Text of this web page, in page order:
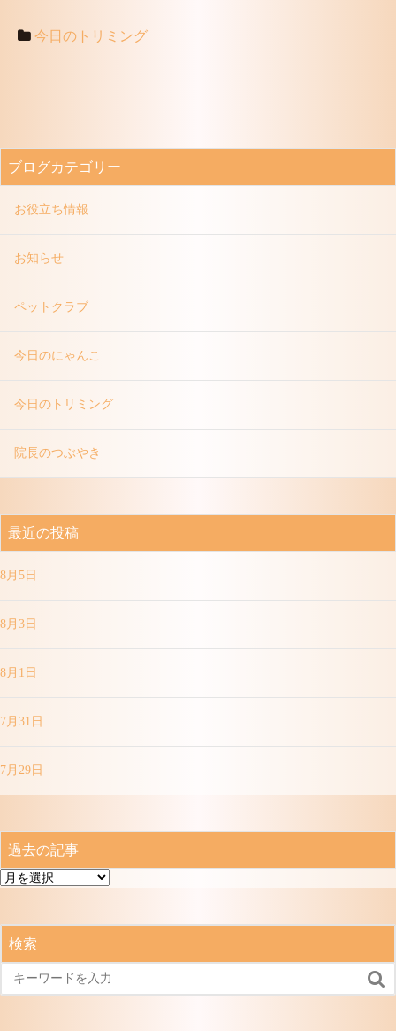
今日のトリミング
ブログカテゴリー
お役立ち情報
お知らせ
ペットクラブ
今日のにゃんこ
今日のトリミング
院長のつぶやき
最近の投稿
8月5日
8月3日
8月1日
7月31日
7月29日
過去の記事
過
記
検索
